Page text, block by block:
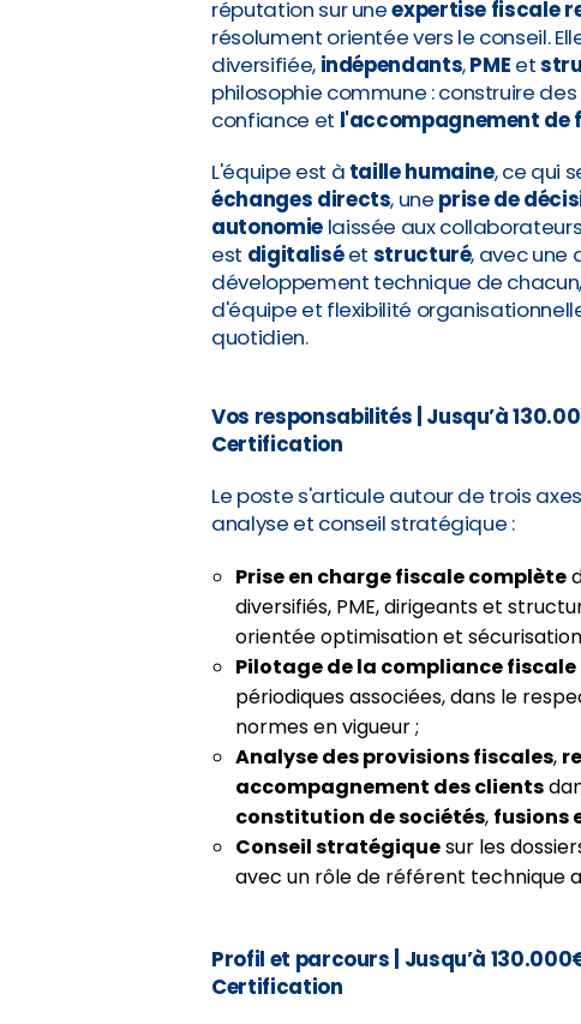
réputation sur uneexpertise fiscale
résolument orientée vers le conseil.
diversifiée, indépendants,PME et
philosophie commune : construire des
confiance et l'accompagnement de
L'équipe est à taille humaine, ce qui
échanges directs, une prise de
autonomielaissée aux
est digitaliséet structuré, avec une
développement technique de chacun,
d'équipe et flexibilité
quotidien.
Vos responsabilités | Jusqu’à
Certification
Le poste s'articule autour de trois
analyse et conseil stratégique :
Prise en charge fiscale complète
diversifiés, PME, dirigeants et
orientée optimisation et
Pilotage de la compliance fiscale
périodiques associées, dans le
normes en vigueur ;
Analyse des provisions fiscales,
accompagnement des clients
constitution de sociétés, fusions
Conseil stratégiquesur les
avec un rôle de référent technique
Profil et parcours | Jusqu’à
Certification